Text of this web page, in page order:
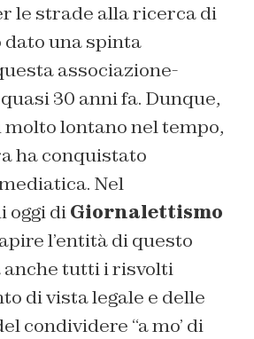
le strade alla ricerca di
una spinta
associazione-
30 anni fa. Dunque,
molto lontano nel tempo,
ha conquistato
Nel
oggi diGiornalettismo
l’entità di questo
anche tutti i risvolti
di vista legale e delle
condividere “a mo’ di